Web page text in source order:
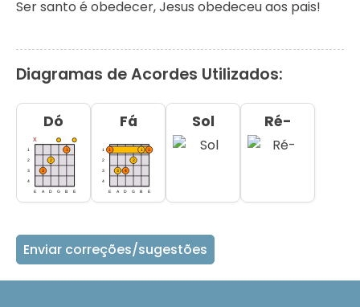
Ser santo é obedecer, Jesus obedeceu aos pais!
Diagramas de Acordes Utilizados:
Dó Fá Sol Ré-
Enviar correções/sugestões